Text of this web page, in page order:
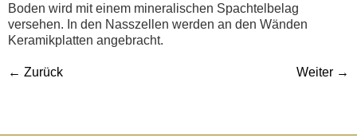
Boden wird mit einem mineralischen Spachtelbelag
versehen. In den Nasszellen werden an den Wänden
Keramikplatten angebracht.
← Zurück Weiter →